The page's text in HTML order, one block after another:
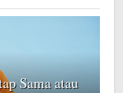
Sama atau